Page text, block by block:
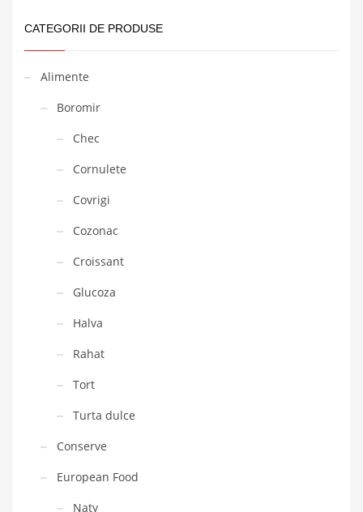
CATEGORII DE PRODUSE
Alimente
Boromir
Chec
Cornulete
Covrigi
Cozonac
Croissant
Glucoza
Halva
Rahat
Tort
Turta dulce
Conserve
European Food
Naty